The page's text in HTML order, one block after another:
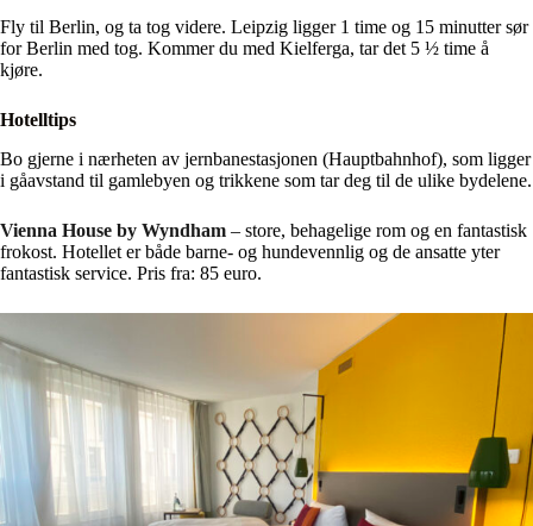
Fly til Berlin, og ta tog videre. Leipzig ligger 1 time og 15 minutter sør
for Berlin med tog. Kommer du med Kielferga, tar det 5 ½ time å
kjøre.
Hotelltips
Bo gjerne i nærheten av jernbanestasjonen (Hauptbahnhof), som ligger
i gåavstand til gamlebyen og trikkene som tar deg til de ulike bydelene.
Vienna House by Wyndham – store, behagelige rom og en fantastisk
frokost. Hotellet er både barne- og hundevennlig og de ansatte yter
fantastisk service. Pris fra: 85 euro.